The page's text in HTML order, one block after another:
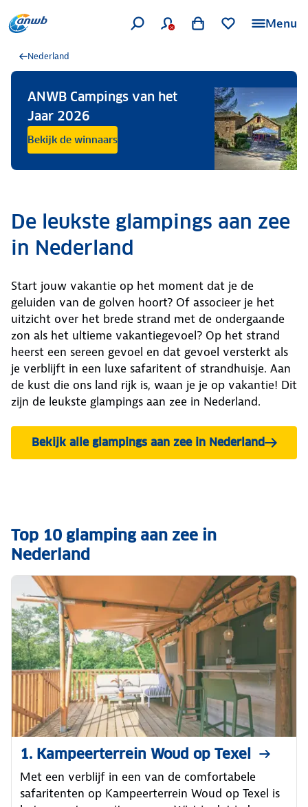
Menu
Nederland
ANWB Campings van het
Jaar 2026
Bekijk de winnaars
De leukste glampings aan zee
in Nederland
Start jouw vakantie op het moment dat je de
geluiden van de golven hoort? Of associeer je het
uitzicht over het brede strand met de ondergaande
zon als het ultieme vakantiegevoel? Op het strand
heerst een sereen gevoel en dat gevoel versterkt als
je verblijft in een luxe safaritent of strandhuisje. Aan
de kust die ons land rijk is, waan je je op vakantie! Dit
zijn de leukste glampings aan zee in Nederland.
Bekijk alle glampings aan zee in Nederland
Top 10 glamping aan zee in
Nederland
1. Kampeerterrein Woud op Texel
Met een verblijf in een van de comfortabele
safaritenten op Kampeerterrein Woud op Texel is